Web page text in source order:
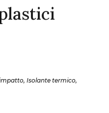
Isolante termico,